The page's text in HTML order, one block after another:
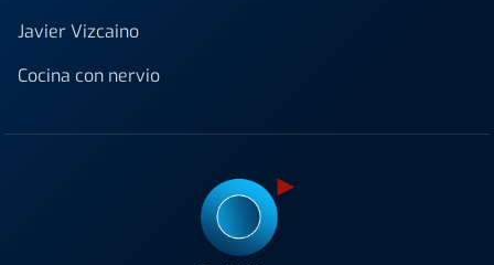
Javier Vizcaino
Cocina con nervio